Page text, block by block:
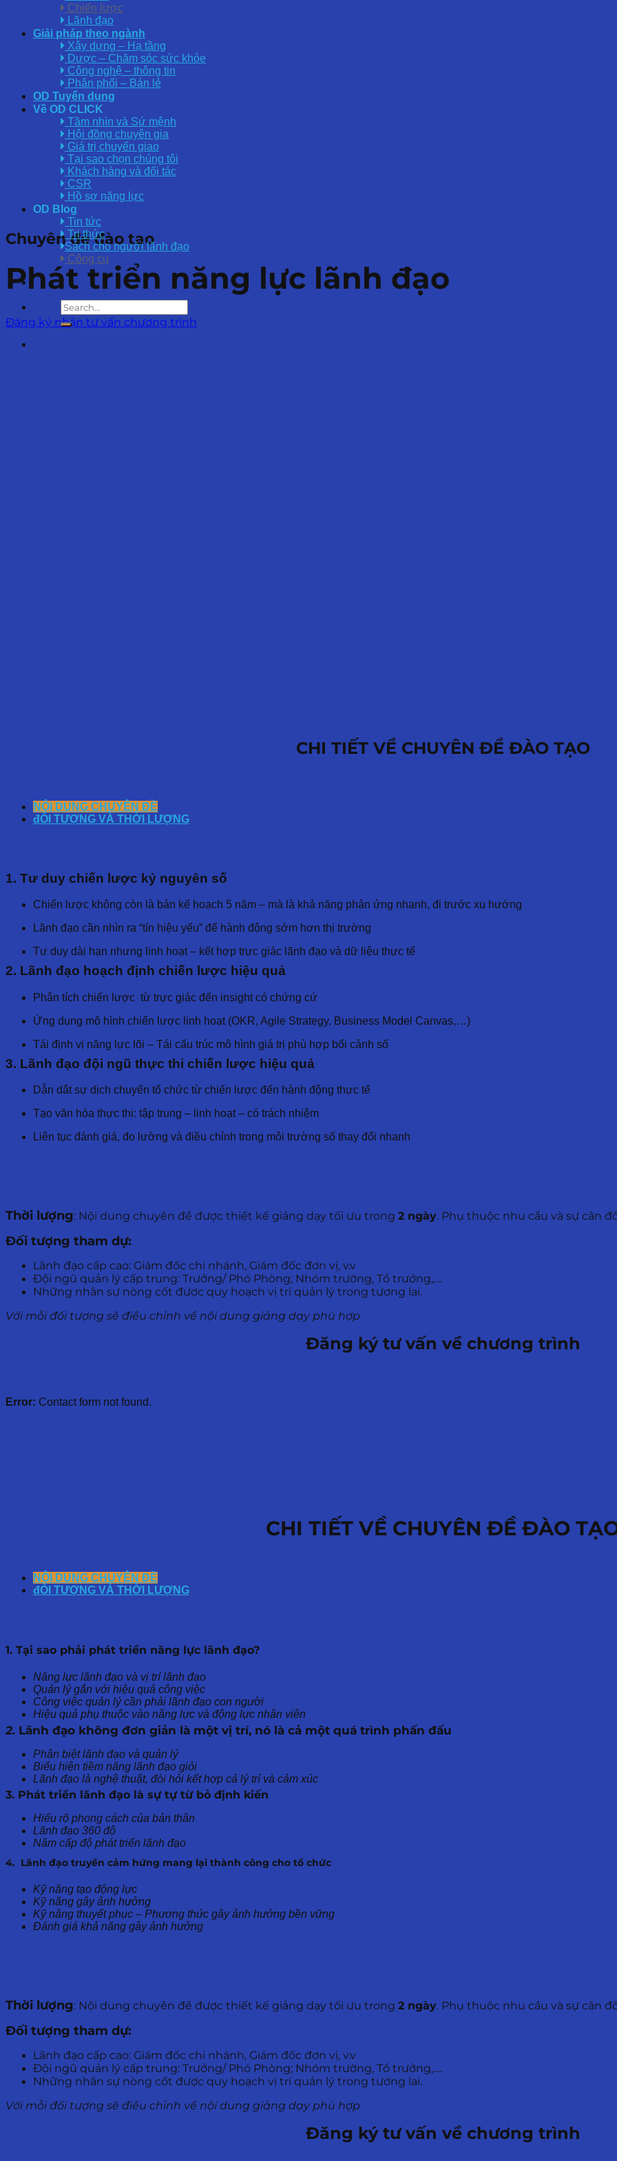
Chiến lược
Lãnh đạo
Giải pháp theo ngành
Xây dựng – Hạ tầng
Dược – Chăm sóc sức khỏe
Công nghệ – thông tin
Phân phối – Bán lẻ
OD Tuyển dụng
Về OD CLICK
Tầm nhìn và Sứ mệnh
Hội đồng chuyên gia
Giá trị chuyển giao
Tại sao chọn chúng tôi
Khách hàng và đối tác
CSR
Hồ sơ năng lực
OD Blog
Tin tức
Tri thức
Sách cho người lãnh đạo
Công cụ
Chuyên đề đào tạo
Phát triển năng lực lãnh đạo
Đăng ký nhận tư vấn chương trình
CHI TIẾT VỀ CHUYÊN ĐỀ ĐÀO TẠO
NỘI DUNG CHUYÊN ĐỀ
đỐI TƯỢNG VÀ THỜI LƯỢNG
1. Tư duy chiến lược kỷ nguyên số
Chiến lược không còn là bản kế hoạch 5 năm – mà là khả năng phản ứng nhanh, đi trước xu hướng
Lãnh đạo cần nhìn ra “tín hiệu yếu” để hành động sớm hơn thị trường
Tư duy dài hạn nhưng linh hoạt – kết hợp trực giác lãnh đạo và dữ liệu thực tế
2. Lãnh đạo hoạch định chiến lược hiệu quả
Phân tích chiến lược từ trực giác đến insight có chứng cứ
Ứng dụng mô hình chiến lược linh hoạt (OKR, Agile Strategy, Business Model Canvas,…)
Tái định vị năng lực lõi – Tái cấu trúc mô hình giá trị phù hợp bối cảnh số
3. Lãnh đạo đội ngũ thực thi chiến lược hiệu quả
Dẫn dắt sự dịch chuyển tổ chức từ chiến lược đến hành động thực tế
Tạo văn hóa thực thi: tập trung – linh hoạt – có trách nhiệm
Liên tục đánh giá, đo lường và điều chỉnh trong môi trường số thay đổi nhanh
Thời lượng: Nội dung chuyên đề được thiết kế giảng dạy tối ưu trong 2 ngày. Phụ thuộc nhu cầu và sự cân
Đối tượng tham dự:
Lãnh đạo cấp cao: Giám đốc chi nhánh, Giám đốc đơn vị, v.v
Đội ngũ quản lý cấp trung: Trưởng/ Phó Phòng; Nhóm trường, Tổ trưởng,….
Những nhân sự nòng cốt được quy hoạch vị trí quản lý trong tương lai.
Với mỗi đối tượng sẽ điều chỉnh về nội dung giảng dạy phù hợp
Đăng ký tư vấn về chương trình
Error: Contact form not found.
CHI TIẾT VỀ CHUYÊN ĐỀ ĐÀO
NỘI DUNG CHUYÊN ĐỀ
đỐI TƯỢNG VÀ THỜI LƯỢNG
1. Tại sao phải phát triển năng lực lãnh đạo?
Năng lực lãnh đạo và vị trí lãnh đạo
Quản lý gắn với hiệu quả công việc
Công việc quản lý cần phải lãnh đạo con người
Hiệu quả phụ thuộc vào năng lực và động lực nhân viên
2. Lãnh đạo không đơn giản là một vị trí, nó là cả một quá trình phấn đấu
Phân biệt lãnh đạo và quản lý
Biểu hiện tiềm năng lãnh đạo giỏi
Lãnh đạo là nghệ thuật, đòi hỏi kết hợp cả lý trí và cảm xúc
3. Phát triển lãnh đạo là sự tự từ bỏ định kiến
Hiểu rõ phong cách của bản thân
Lãnh đạo 360 độ
Năm cấp độ phát triển lãnh đạo
4. Lãnh đạo truyền cảm hứng mang lại thành công cho tổ chức
Kỹ năng tạo động lực
Kỹ năng gây ảnh hưởng
Kỹ năng thuyết phục – Phương thức gây ảnh hưởng bền vững
Đánh giá khả năng gây ảnh hưởng
Thời lượng: Nội dung chuyên đề được thiết kế giảng dạy tối ưu trong 2 ngày. Phụ thuộc nhu cầu và sự cân
Đối tượng tham dự:
Lãnh đạo cấp cao: Giám đốc chi nhánh, Giám đốc đơn vị, v.v
Đội ngũ quản lý cấp trung: Trưởng/ Phó Phòng; Nhóm trường, Tổ trưởng,….
Những nhân sự nòng cốt được quy hoạch vị trí quản lý trong tương lai.
Với mỗi đối tượng sẽ điều chỉnh về nội dung giảng dạy phù hợp
Đăng ký tư vấn về chương trình